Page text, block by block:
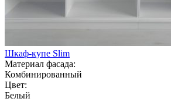
Шкаф-купе Slim
Материал фасада:
Комбинированный
Цвет:
Белый